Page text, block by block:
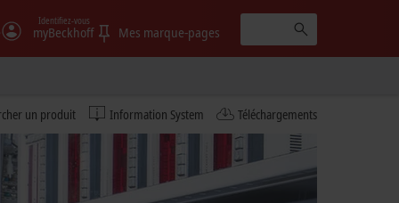
myBeckhoff
Identifiez-vous
Mes marque-pages
un produit Information System Téléchargements